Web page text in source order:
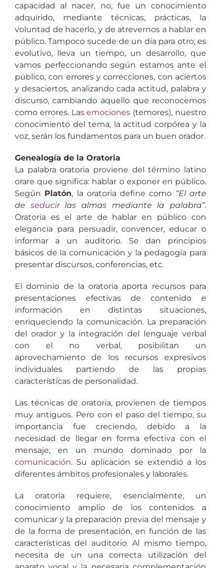
capacidad al nacer, no; fue un conocimiento
adquirido, mediante técnicas, prácticas, la
voluntad de hacerlo, y de atrevernos a hablar en
público. Tampoco sucede de un día para otro; es
evolutivo, lleva un tiempo, un desarrollo, que
vamos perfeccionando según estamos ante el
público, con errores y correcciones, con aciertos
y desaciertos, analizando cada actitud, palabra y
discurso, cambiando aquello que reconocemos
como errores. Lasemociones (temores), nuestro
conocimiento del tema, la actitud corpórea y la
voz, serán los fundamentos para un buen orador.
Genealogía de la Oratoria
La palabra oratoria proviene del término latino
orare que significa: hablar o exponer en público.
Según Platón, la oratoria define como “El arte
de seducirlas almas mediante la palabra”.
Oratoria es el arte de hablar en público con
elegancia para persuadir, convencer, educar o
informar a un auditorio. Se dan principios
básicos de la comunicación y la pedagogía para
presentar discursos, conferencias, etc.
El dominio de la oratoria aporta recursos para
presentaciones efectivas de contenido e
información en distintas situaciones,
enriqueciendo la comunicación. La preparación
del orador y la integración del lenguaje verbal
con el no verbal, posibilitan un
aprovechamiento de los recursos expresivos
individuales partiendo de las propias
características de personalidad.
Las técnicas de oratoria, provienen de tiempos
muy antiguos. Pero con el paso del tiempo, su
importancia fue creciendo, debido a la
necesidad de llegar en forma efectiva con el
mensaje, en un mundo dominado por la
comunicación. Su aplicación se extendió a los
diferentes ámbitos profesionales y laborales.
La oratoria requiere, esencialmente, un
conocimiento amplio de los contenidos a
comunicar y la preparación previa del mensaje y
de la forma de presentación, en función de las
características del auditorio. Al mismo tiempo,
necesita de un una correcta utilización del